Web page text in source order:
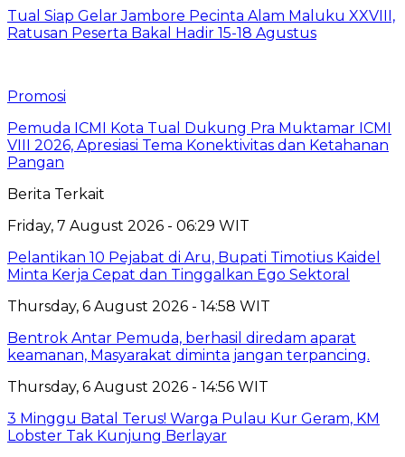
Tual Siap Gelar Jambore Pecinta Alam Maluku XXVIII,
Ratusan Peserta Bakal Hadir 15-18 Agustus
Promosi
Pemuda ICMI Kota Tual Dukung Pra Muktamar ICMI
VIII 2026, Apresiasi Tema Konektivitas dan Ketahanan
Pangan
Berita Terkait
Friday, 7 August 2026 - 06:29 WIT
Pelantikan 10 Pejabat di Aru, Bupati Timotius Kaidel
Minta Kerja Cepat dan Tinggalkan Ego Sektoral
Thursday, 6 August 2026 - 14:58 WIT
Bentrok Antar Pemuda, berhasil diredam aparat
keamanan, Masyarakat diminta jangan terpancing.
Thursday, 6 August 2026 - 14:56 WIT
3 Minggu Batal Terus! Warga Pulau Kur Geram, KM
Lobster Tak Kunjung Berlayar